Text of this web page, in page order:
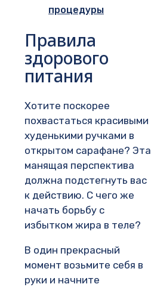
процедуры
Правила
здорового
питания
Хотите поскорее
похвастаться красивыми
худенькими ручками в
открытом сарафане? Эта
манящая перспектива
должна подстегнуть вас
к действию. С чего же
начать борьбу с
избытком жира в теле?
В один прекрасный
момент возьмите себя в
руки и начните